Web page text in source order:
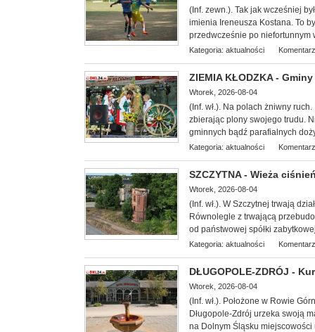
(Inf. zewn.). Tak jak wcześniej
imienia Ireneusza Kostana. To
przedwcześnie po niefortunnym
Kategoria: aktualności
ZIEMIA KŁODZKA -
Wtorek, 2026-08-04
(Inf. wł.). Na polach żniwny ruch.
zbierając plony swojego trudu.
gminnych bądź parafialnych
Kategoria: aktualności
SZCZYTNA - Wieża
Wtorek, 2026-08-04
(Inf. wł.). W Szczytnej trwają
Równolegle z trwającą
od państwowej spółki
Kategoria: aktualności
DŁUGOPOLE-ZDRÓJ -
Wtorek, 2026-08-04
(Inf. wł.). Położone w Rowie
Długopole-Zdrój urzeka swoją
na Dolnym Śląsku